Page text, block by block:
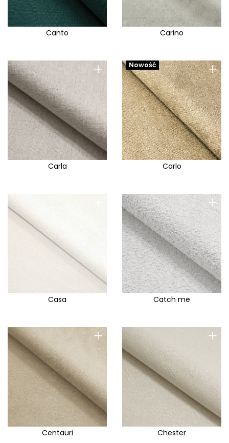
Canto Carino
+
Carla
+
Nowość
Carlo
Casa
+
Catch me
+
Centauri
+
Chester